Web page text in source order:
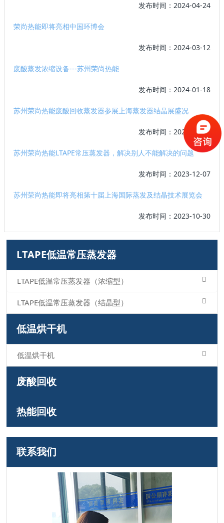
发布时间：2024-04-24
荣尚热能即将亮相中国环博会
发布时间：2024-03-12
废酸蒸发浓缩设备---苏州荣尚热能
发布时间：2024-01-18
苏州荣尚热能废酸回收蒸发器参展上海蒸发器结晶展盛况
发布时间：2023-12-18
苏州荣尚热能LTAPE常压蒸发器，解决别人不能解决的问题
发布时间：2023-12-07
苏州荣尚热能即将亮相第十届上海国际蒸发及结晶技术展览会
发布时间：2023-10-30
LTAPE低温常压蒸发器
LTAPE低温常压蒸发器（浓缩型）
LTAPE低温常压蒸发器（结晶型）
低温烘干机
低温烘干机
废酸回收
热能回收
联系我们